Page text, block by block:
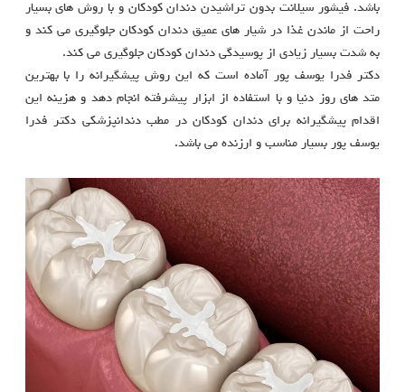
باشد. فیشور سیلانت بدون تراشیدن دندان کودکان و با روش های بسیار
راحت از ماندن غذا در شیار های عمیق دندان کودکان جلوگیری می کند و
به شدت بسیار زیادی از پوسیدگی دندان کودکان جلوگیری می کند.
دکتر فدرا یوسف پور آماده است که این روش پیشگیرانه را با بهترین
متد های روز دنیا و با استفاده از ابزار پیشرفته انجام دهد و هزینه این
اقدام پیشگیرانه برای دندان کودکان در مطب دندانپزشکی دکتر فدرا
یوسف پور بسیار مناسب و ارزنده می باشد.